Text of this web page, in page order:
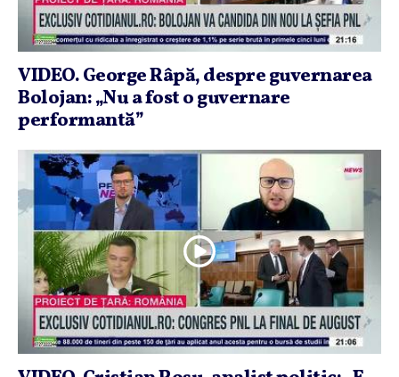
VIDEO. George Râpă, despre guvernarea
Bolojan: „Nu a fost o guvernare
performantă”